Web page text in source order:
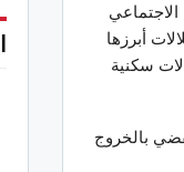
أبرزها
سكنية
بالخروج